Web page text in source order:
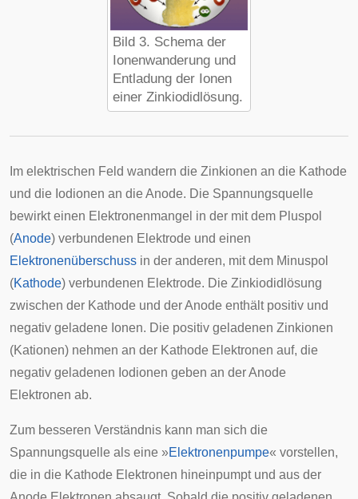
Bild 3. Schema der
Ionenwanderung und
Entladung der Ionen
einer Zinkiodidlösung.
Im elektrischen Feld wandern die Zinkionen an die Kathode
und die Iodionen an die Anode. Die Spannungsquelle
bewirkt einen Elektronenmangel in der mit dem Pluspol
(Anode) verbundenen Elektrode und einen
Elektronenüberschuss in der anderen, mit dem Minuspol
(Kathode) verbundenen Elektrode. Die Zinkiodidlösung
zwischen der Kathode und der Anode enthält positiv und
negativ geladene Ionen. Die positiv geladenen Zinkionen
(Kationen) nehmen an der Kathode Elektronen auf, die
negativ geladenen Iodionen geben an der Anode
Elektronen ab.
Zum besseren Verständnis kann man sich die
Spannungsquelle als eine »Elektronenpumpe« vorstellen,
die in die Kathode Elektronen hineinpumpt und aus der